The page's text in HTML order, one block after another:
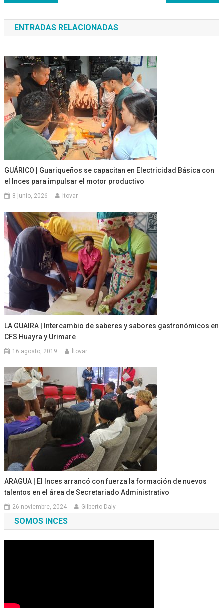
de
entradas
ENTRADAS RELACIONADAS
GUÁRICO | Guariqueños se capacitan en Electricidad Básica con
el Inces para impulsar el motor productivo
8 junio, 2026 ltovar
LA GUAIRA | Intercambio de saberes y sabores gastronómicos en
CFS Huayra y Urimare
16 agosto, 2019 ltovar
ARAGUA | El Inces arrancó con fuerza la formación de nuevos
talentos en el área de Secretariado Administrativo
26 noviembre, 2024 Gilberto Daly
SOMOS INCES